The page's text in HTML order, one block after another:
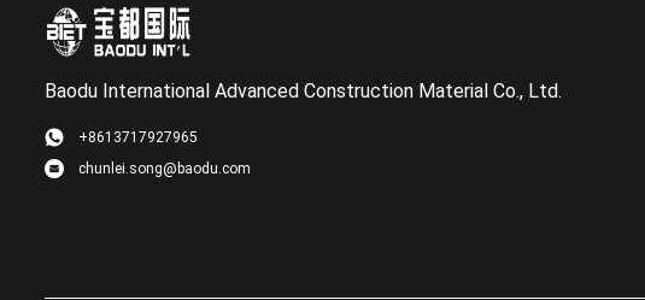
Baodu International Advanced Construction Material Co., Ltd.
+8613717927965
chunlei.song@baodu.com